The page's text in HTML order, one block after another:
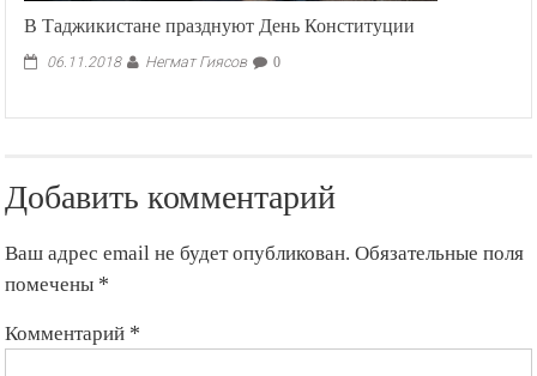
В Таджикистане празднуют День Конституции
06.11.2018 Негмат Гиясов 0
Добавить комментарий
Ваш адрес email не будет опубликован. Обязательные поля
помечены *
Комментарий *